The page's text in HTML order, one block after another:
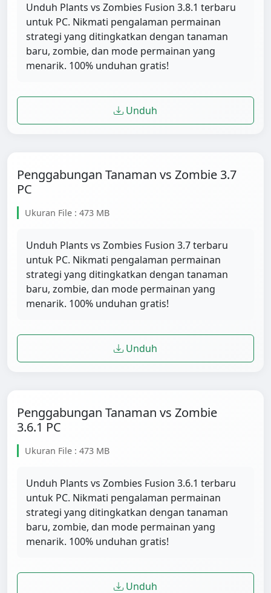
Unduh Plants vs Zombies Fusion 3.8.1 terbaru
untuk PC. Nikmati pengalaman permainan
strategi yang ditingkatkan dengan tanaman
baru, zombie, dan mode permainan yang
menarik. 100% unduhan gratis!
Unduh
Penggabungan Tanaman vs Zombie 3.7
PC
Ukuran File : 473 MB
Unduh Plants vs Zombies Fusion 3.7 terbaru
untuk PC. Nikmati pengalaman permainan
strategi yang ditingkatkan dengan tanaman
baru, zombie, dan mode permainan yang
menarik. 100% unduhan gratis!
Unduh
Penggabungan Tanaman vs Zombie
3.6.1 PC
Ukuran File : 473 MB
Unduh Plants vs Zombies Fusion 3.6.1 terbaru
untuk PC. Nikmati pengalaman permainan
strategi yang ditingkatkan dengan tanaman
baru, zombie, dan mode permainan yang
menarik. 100% unduhan gratis!
Unduh